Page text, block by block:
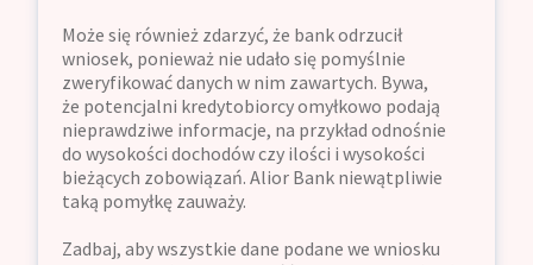
Może się również zdarzyć, że bank odrzucił
wniosek, ponieważ nie udało się pomyślnie
zweryfikować danych w nim zawartych. Bywa,
że potencjalni kredytobiorcy omyłkowo podają
nieprawdziwe informacje, na przykład odnośnie
do wysokości dochodów czy ilości i wysokości
bieżących zobowiązań. Alior Bank niewątpliwie
taką pomyłkę zauważy.
Zadbaj, aby wszystkie dane podane we wniosku